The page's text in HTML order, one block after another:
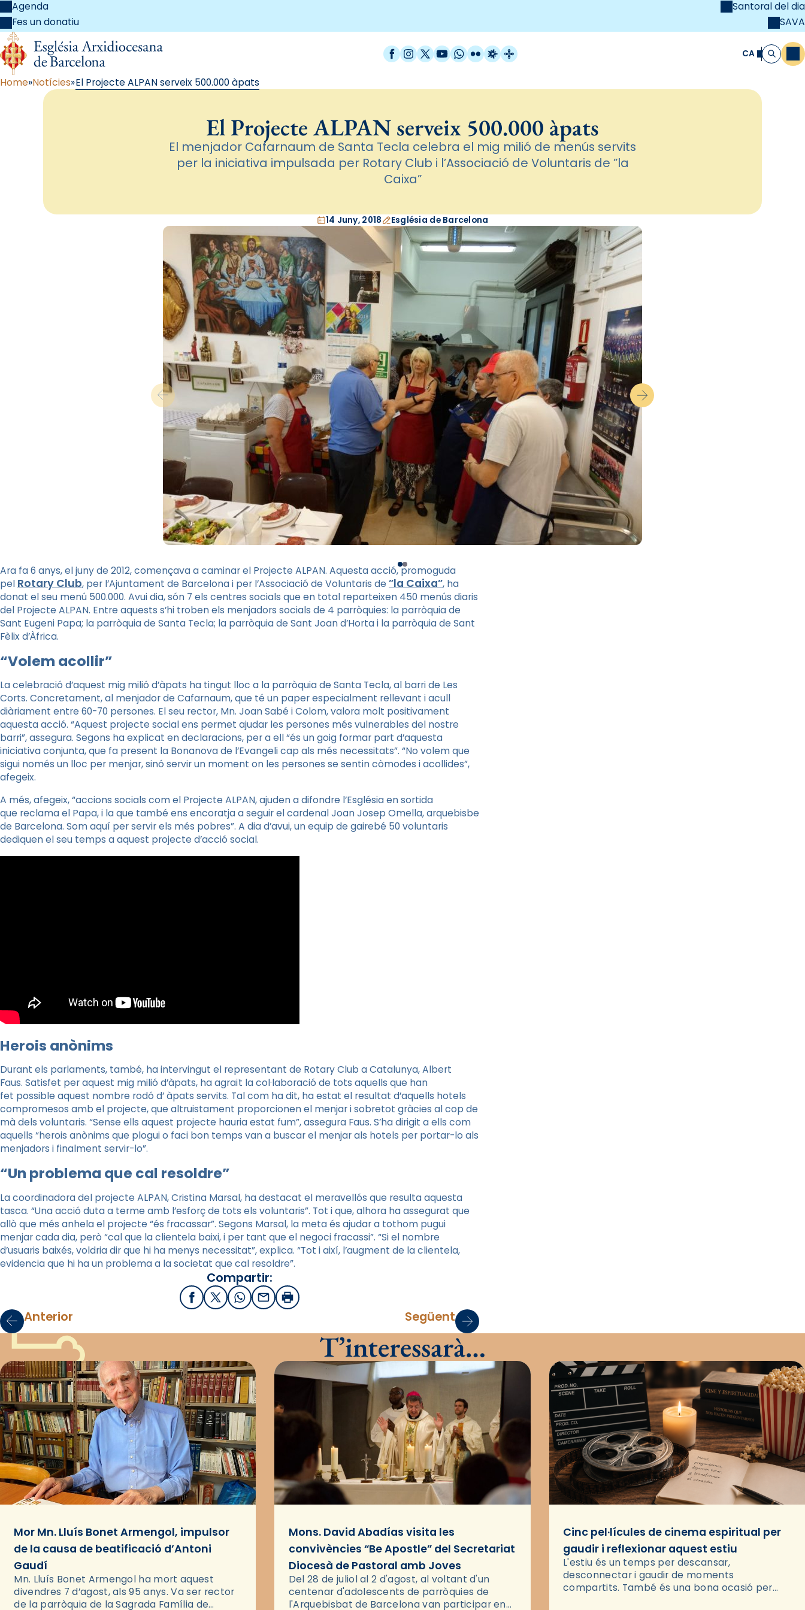
Agenda
Fes un donatiu
Santoral del dia
SAVA
Facebook
Instagram
X / Twitter
YouTube
WhatsApp
FlickrRadio Estel
Catalunya Cristiana CA Cerca
Home Notícies El Projecte ALPAN serveix 500.000 àpats
El Projecte ALPAN serveix 500.000 àpats
El menjador Cafarnaum de Santa Tecla celebra el mig milió de menús servits
per la iniciativa impulsada per Rotary Club i l’Associació de Voluntaris de ”la
Caixa”
14 Juny, 2018 Església de Barcelona
Ara fa 6 anys, el juny de 2012, començava a caminar el Projecte ALPAN. Aquesta acció, promoguda
pel Rotary Club, per l’Ajuntament de Barcelona i per l’Associació de Voluntaris de ”la Caixa”, ha
donat el seu menú 500.000. Avui dia, són 7 els centres socials que en total reparteixen 450 menús diaris
del Projecte ALPAN. Entre aquests s’hi troben els menjadors socials de 4 parròquies: la parròquia de
Sant Eugeni Papa; la parròquia de Santa Tecla; la parròquia de Sant Joan d’Horta i la parròquia de Sant
Fèlix d’Àfrica.
“Volem acollir”
La celebració d’aquest mig milió d’àpats ha tingut lloc a la parròquia de Santa Tecla, al barri de Les
Corts. Concretament, al menjador de Cafarnaum, que té un paper especialment rellevant i acull
diàriament entre 60-70 persones. El seu rector, Mn. Joan Sabé i Colom, valora molt positivament
aquesta acció. “Aquest projecte social ens permet ajudar les persones més vulnerables del nostre
barri”, assegura. Segons ha explicat en declaracions, per a ell “és un goig formar part d’aquesta
iniciativa conjunta, que fa present la Bonanova de l’Evangeli cap als més necessitats”. “No volem que
sigui només un lloc per menjar, sinó servir un moment on les persones se sentin còmodes i acollides”,
afegeix.
A més, afegeix, “accions socials com el Projecte ALPAN, ajuden a difondre l’Església en sortida
que reclama el Papa, i la que també ens encoratja a seguir el cardenal Joan Josep Omella, arquebisbe
de Barcelona. Som aquí per servir els més pobres”. A dia d’avui, un equip de gairebé 50 voluntaris
dediquenel seu temps a aquest projecte d’acció social.
Herois anònims
Durant els parlaments, també, ha intervingut el representant de Rotary Club a Catalunya, Albert
Faus. Satisfet per aquest mig milió d’àpats, ha agraït la col·laboració de tots aquells que han
fet possible aquest nombre rodó d’ àpats servits. Tal com ha dit, ha estat el resultat d’aquells hotels
compromesos amb el projecte, que altruistament proporcionen el menjar i sobretot gràcies al cop de
mà dels voluntaris. “Sense ells aquest projecte hauria estat fum”, assegura Faus. S’ha dirigit a ells com
aquells “herois anònims que plogui o faci bon temps van a buscar el menjar als hotels per portar-lo als
menjadors i finalment servir-lo”.
“Un problema que cal resoldre”
La coordinadora del projecte ALPAN, Cristina Marsal, ha destacat el meravellós que resulta aquesta
tasca. “Una acció duta a terme amb l’esforç de tots els voluntaris”. Tot i que, alhora ha assegurat que
allò que més anhela el projecte “és fracassar”. Segons Marsal, la meta és ajudar a tothom pugui
menjar cada dia, però “cal que la clientela baixi, i per tant que el negoci fracassi”. “Si el nombre
d’usuaris baixés, voldria dir que hi ha menys necessitat”, explica. “Tot i així, l’augment de la clientela,
evidencia que hi ha un problema a la societat que cal resoldre”.
Compartir:
FacebookX / Twitter
WhatsApp
EmailImprimir
Anterior Següent
T’interessarà…
Mor Mn. Lluís Bonet Armengol, impulsor
de la causa de beatificació d’Antoni
Gaudí
Mn. Lluís Bonet Armengol ha mort aquest
divendres 7 d’agost, als 95 anys. Va ser rector
de la parròquia de la Sagrada Família de
Mons. David Abadías visita les
convivències “Be Apostle” del Secretariat
Diocesà de Pastoral amb Joves
Del 28 de juliol al 2 d'agost, al voltant d'un
centenar d'adolescents de parròquies de
l'Arquebisbat de Barcelona van participar en
Cinc pel·lícules de cinema espiritual per
gaudir i reflexionar aquest estiu
L'estiu és un temps per descansar,
desconnectar i gaudir de moments
compartits. També és una bona ocasió per